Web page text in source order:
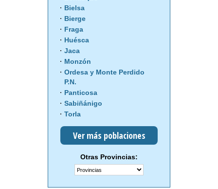
Bielsa
Bierge
Fraga
Huésca
Jaca
Monzón
Ordesa y Monte Perdido
P.N.
Panticosa
Sabiñánigo
Torla
Ver más poblaciones
Otras Provincias: